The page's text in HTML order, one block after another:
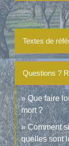
Textes de
Questions ?
Que faire
mort ?
Comment
quelles sont